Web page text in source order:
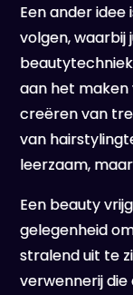
Een ander
volgen, waarbij
aan het maken
creëren van
van
leerzaam,
Een beauty
gelegenheid
stralend uit te
verwennerij